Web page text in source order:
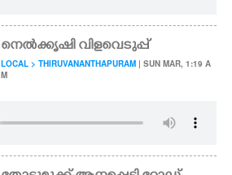
നെൽക്കൃഷി വിളവെടുപ്പ്
LOCAL > THIRUVANANTHAPURAM | SUN MAR, 1:19 A
M